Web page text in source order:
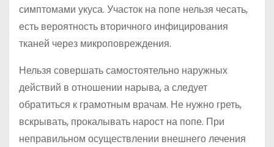
симптомами укуса. Участок на попе нельзя чесать,
есть вероятность вторичного инфицирования
тканей через микроповреждения.
Нельзя совершать самостоятельно наружных
действий в отношении нарыва, а следует
обратиться к грамотным врачам. Не нужно греть,
вскрывать, прокалывать нарост на попе. При
неправильном осуществлении внешнего лечения